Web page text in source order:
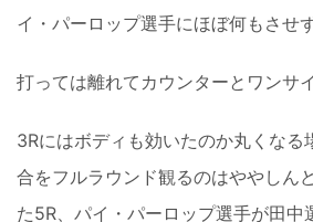
イ・パーロップ選手にほぼ何もさせず
打っては離れてカウンターとワンサ
3Rにはボディも効いたのか丸くなる
合をフルラウンド観るのはややしん
た5R、パイ・パーロップ選手が田中